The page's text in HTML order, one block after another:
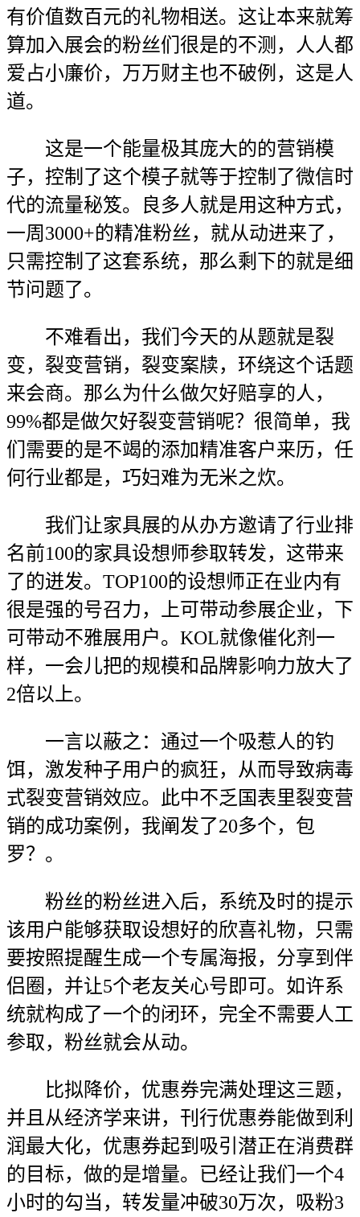
有价值数百元的礼物相送。这让本来就筹
算加入展会的粉丝们很是的不测，人人都
爱占小廉价，万万财主也不破例，这是人
道。
这是一个能量极其庞大的的营销模
子，控制了这个模子就等于控制了微信时
代的流量秘笈。良多人就是用这种方式，
一周3000+的精准粉丝，就从动进来了，
只需控制了这套系统，那么剩下的就是细
节问题了。
不难看出，我们今天的从题就是裂
变，裂变营销，裂变案牍，环绕这个话题
来会商。那么为什么做欠好赔享的人，
99%都是做欠好裂变营销呢？很简单，我
们需要的是不竭的添加精准客户来历，任
何行业都是，巧妇难为无米之炊。
我们让家具展的从办方邀请了行业排
名前100的家具设想师参取转发，这带来
了的迸发。TOP100的设想师正在业内有
很是强的号召力，上可带动参展企业，下
可带动不雅展用户。KOL就像催化剂一
样，一会儿把的规模和品牌影响力放大了
2倍以上。
一言以蔽之：通过一个吸惹人的钓
饵，激发种子用户的疯狂，从而导致病毒
式裂变营销效应。此中不乏国表里裂变营
销的成功案例，我阐发了20多个，包
罗？。
粉丝的粉丝进入后，系统及时的提示
该用户能够获取设想好的欣喜礼物，只需
要按照提醒生成一个专属海报，分享到伴
侣圈，并让5个老友关心号即可。如许系
统就构成了一个的闭环，完全不需要人工
参取，粉丝就会从动。
比拟降价，优惠券完满处理这三题，
并且从经济学来讲，刊行优惠券能做到利
润最大化，优惠券起到吸引潜正在消费群
的目标，做的是增量。已经让我们一个4
小时的勾当，转发量冲破30万次，吸粉3